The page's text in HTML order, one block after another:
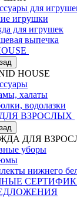
для
игрушки
для игрушек
выпечка
HOUSE
халаты
водолазки
ВЗРОСЛЫХ
ДЛЯ
уборы
нижнего